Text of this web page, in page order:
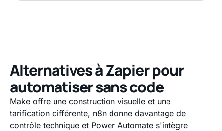
Alternatives à Zapier pour
automatiser sans code
Make offre une construction visuelle et une
tarification différente, n8n donne davantage de
contrôle technique et Power Automate s'intègre